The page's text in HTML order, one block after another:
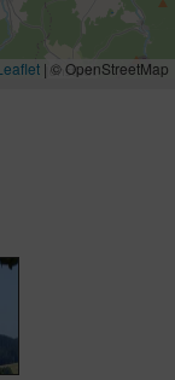
| © OpenStreetMap